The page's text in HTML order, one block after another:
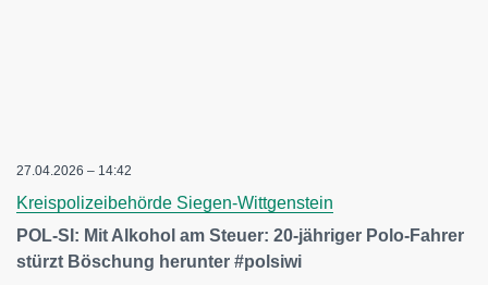
27.04.2026 – 14:42
Kreispolizeibehörde Siegen-Wittgenstein
POL-SI: Mit Alkohol am Steuer: 20-jähriger Polo-Fahrer
stürzt Böschung herunter #polsiwi